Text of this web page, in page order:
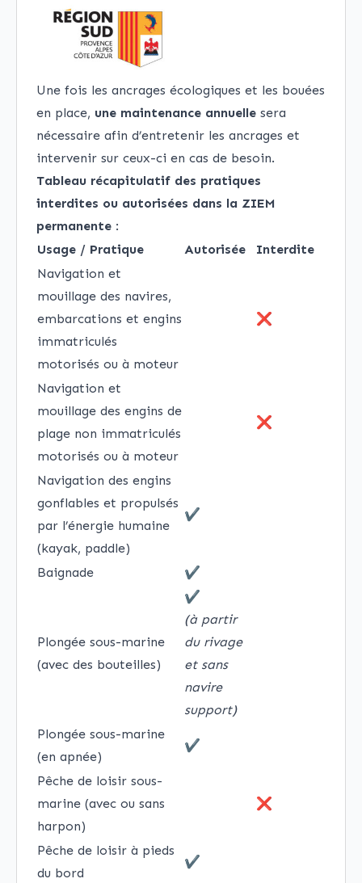
Une fois les ancrages écologiques et les bouées
en place, une maintenance annuelle sera
nécessaire afin d’entretenir les ancrages et
intervenir sur ceux-ci en cas de besoin.
Tableau récapitulatif des pratiques
interdites ou autorisées dans la ZIEM
permanente :
Usage / Pratique
Autorisée
Interdite
Navigation et
mouillage des navires,
embarcations et engins
immatriculés
motorisés ou à moteur
❌
Navigation et
mouillage des engins de
plage non immatriculés
motorisés ou à moteur
❌
Navigation des engins
gonflables et propulsés
par l’énergie humaine
(kayak, paddle)
✔
Baignade ✔
Plongée sous-marine
(avec des bouteilles)
✔
(à partir
du rivage
et sans
navire
support)
Plongée sous-marine
(en apnée)
✔
Pêche de loisir sous-
marine (avec ou sans
harpon)
❌
Pêche de loisir à pieds
du bord
✔